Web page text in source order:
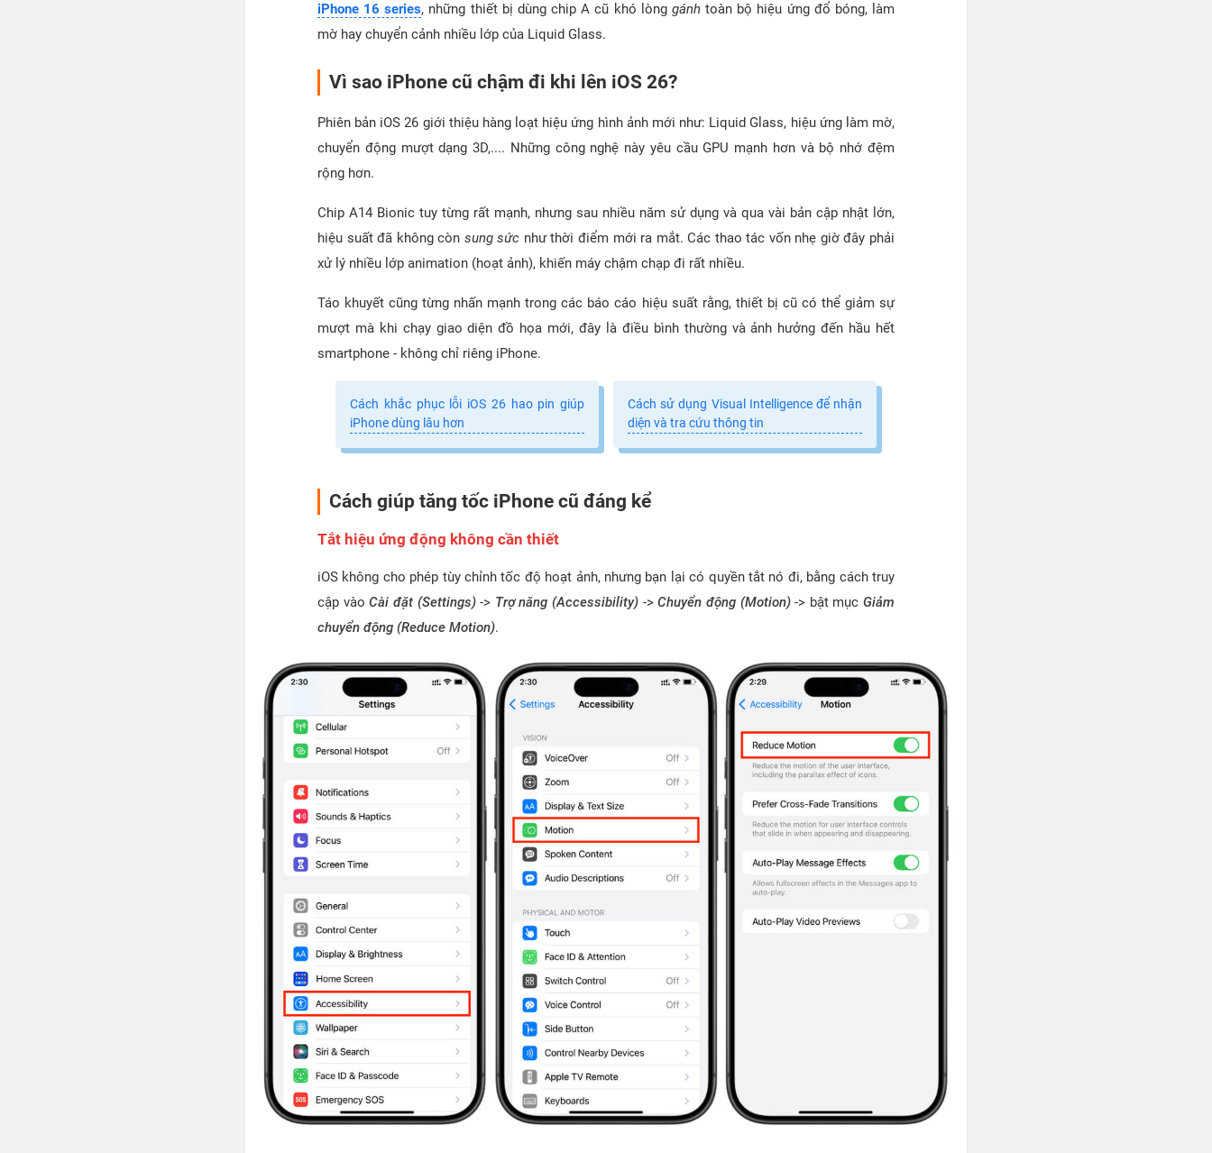
iPhone 16 series, những thiết bị dùng chip A cũ khó lòng gánhtoàn bộ hiệu ứng đổ bóng, làm
mờ hay chuyển cảnh nhiều lớp của Liquid Glass.
Vì sao iPhone cũ chậm đi khi lên iOS 26?
Phiên bản iOS 26 giới thiệu hàng loạt hiệu ứng hình ảnh mới như: Liquid Glass, hiệu ứng làm mờ,
chuyển động mượt dạng 3D,.... Những công nghệ này yêu cầu GPU mạnh hơn và bộ nhớ đệm
rộng hơn.
Chip A14 Bionic tuy từng rất mạnh, nhưng sau nhiều năm sử dụng và qua vài bản cập nhật lớn,
hiệu suất đã không còn sung sức như thời điểm mới ra mắt. Các thao tác vốn nhẹ giờ đây phải
xử lý nhiều lớp animation (hoạt ảnh), khiến máy chậm chạp đi rất nhiều.
Táo khuyết cũng từng nhấn mạnh trong các báo cáo hiệu suất rằng, thiết bị cũ có thể giảm sự
mượt mà khi chạy giao diện đồ họa mới, đây là điều bình thường và ảnh hưởng đến hầu hết
smartphone - không chỉ riêng iPhone.
Cách khắc phục lỗi iOS 26 hao pin giúp
iPhone dùng lâu hơn
Cách sử dụng Visual Intelligence để nhận
diện và tra cứu thông tin
Cách giúp tăng tốc iPhone cũ đáng kể
Tắt hiệu ứng động không cần thiết
iOS không cho phép tùy chỉnh tốc độ hoạt ảnh, nhưng bạn lại có quyền tắt nó đi, bằng cách truy
cập vàoCài đặt (Settings)-> Trợ năng (Accessibility) ->Chuyển động (Motion)-> bật mục Giảm
chuyển động (Reduce Motion).